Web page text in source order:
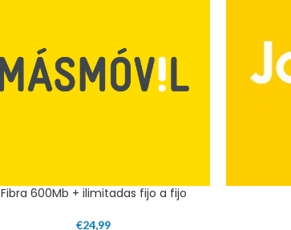
Fibra 600Mb + ilimitadas fijo a fijo
€24,99